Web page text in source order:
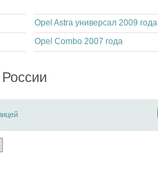
ПАРТНЕРОВ
И АВТОСАЛОНЫ
Opel Astra универсал 2009 года
Opel Combo 2007 года